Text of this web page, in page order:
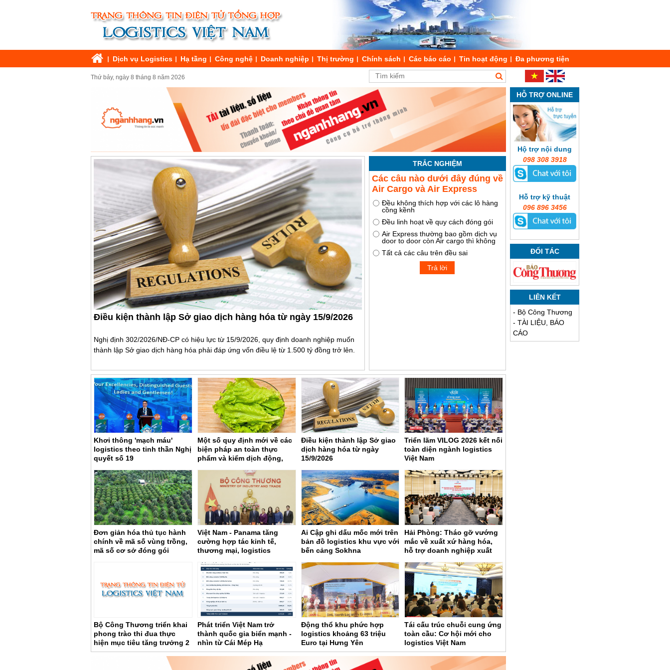
Dịch vụ Logistics Hạ tầng Công nghệ Doanh nghiệp Thị trường Chính sách Các báo cáo Tin hoạt động Đa phương tiện
Thứ bảy, ngày 8 tháng 8 năm 2026
Điều kiện thành lập Sở giao dịch hàng hóa từ ngày 15/9/2026
Nghị định 302/2026/NĐ-CP có hiệu lực từ 15/9/2026, quy định doanh nghiệp muốn
thành lập Sở giao dịch hàng hóa phải đáp ứng vốn điều lệ từ 1.500 tỷ đồng trở lên.
TRẮC NGHIỆM
Các câu nào dưới đây đúng về
Air Cargo và Air Express
Đều không thích hợp với các lô hàng
cồng kềnh
Đều linh hoạt về quy cách đóng gói
Air Express thường bao gồm dịch vụ
door to door còn Air cargo thì không
Tất cả các câu trên đều sai
Trả lời
Khơi thông 'mạch máu'
logistics theo tinh thần Nghị
quyết số 19
Một số quy định mới về các
biện pháp an toàn thực
phẩm và kiểm dịch động,
Điều kiện thành lập Sở giao
dịch hàng hóa từ ngày
15/9/2026
Triển lãm VILOG 2026 kết nối
toàn diện ngành logistics
Việt Nam
Đơn giản hóa thủ tục hành
chính về mã số vùng trồng,
mã số cơ sở đóng gói
Việt Nam - Panama tăng
cường hợp tác kinh tế,
thương mại, logistics
Ai Cập ghi dấu mốc mới trên
bản đồ logistics khu vực với
bến cảng Sokhna
Hải Phòng: Tháo gỡ vướng
mắc về xuất xứ hàng hóa,
hỗ trợ doanh nghiệp xuất
Bộ Công Thương triển khai
phong trào thi đua thực
hiện mục tiêu tăng trưởng 2
con số
Phát triển Việt Nam trở
thành quốc gia biển mạnh -
nhìn từ Cái Mép Hạ
Động thổ khu phức hợp
logistics khoảng 63 triệu
Euro tại Hưng Yên
Tái cấu trúc chuỗi cung ứng
toàn cầu: Cơ hội mới cho
logistics Việt Nam
HỖ TRỢ ONLINE
Hộ trợ nội dung
098 308 3918
Hỗ trợ kỹ thuật
096 896 3456
ĐỐI TÁC
LIÊN KẾT
- Bộ Công Thương
- TÀI LIỆU, BÁO
CÁO